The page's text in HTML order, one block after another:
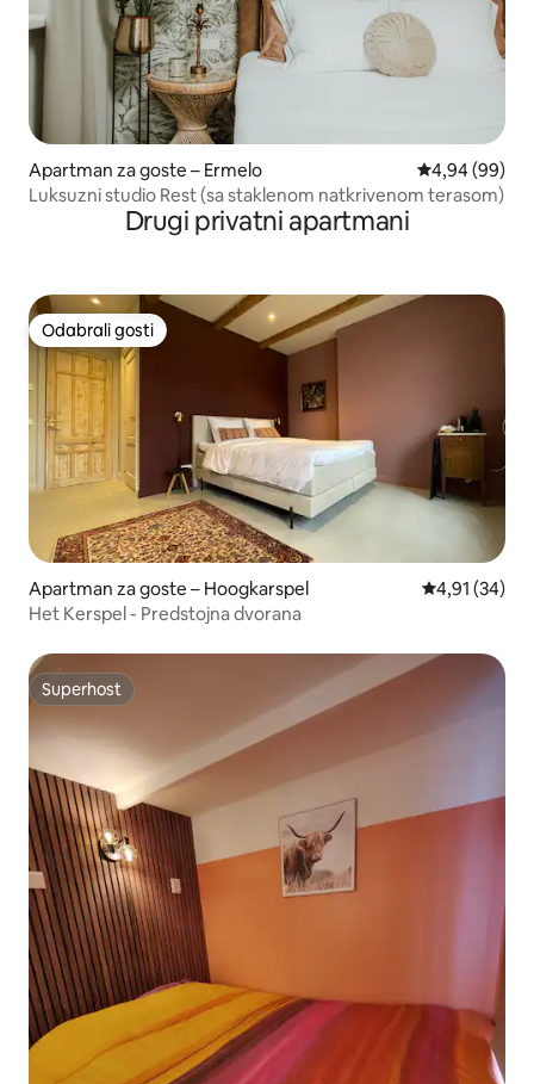
Apartman za goste – Ermelo Prosječna
4,94 (99)
Luksuzni studio Rest (sa staklenom natkrivenom terasom)
Drugi privatni apartmani
Odabrali gosti
Odabrali gosti
Apartman za goste – Hoogkarspel Prosječna
4,91 (34)
Het Kerspel - Predstojna dvorana
Superhost
Superhost